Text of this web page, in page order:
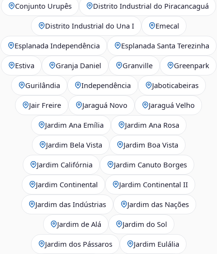
Conjunto Urupês Distrito Industrial do Piracancaguá
Distrito Industrial do Una I Emecal
Esplanada Independência Esplanada Santa Terezinha
Estiva Granja Daniel Granville Greenpark
Gurilândia Independência Jaboticabeiras
Jair Freire Jaraguá Novo Jaraguá Velho
Jardim Ana Emília Jardim Ana Rosa
Jardim Bela Vista Jardim Boa Vista
Jardim Califórnia Jardim Canuto Borges
Jardim Continental Jardim Continental II
Jardim das Indústrias Jardim das Nações
Jardim de Alá Jardim do Sol
Jardim dos Pássaros Jardim Eulália